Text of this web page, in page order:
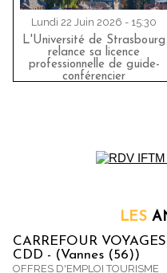
Lundi 22 Juin 2026 - 15:30
L'Université de Strasbourg
relance sa licence
professionnelle de guide-
conférencier
LES
CARREFOUR
CDD - (Vannes (56))
OFFRES D'EMPLOI TOURISME